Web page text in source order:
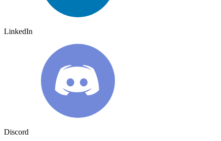
LinkedIn
Discord